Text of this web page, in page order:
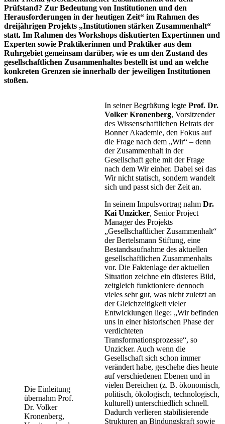
Prüfstand? Zur Bedeutung von Institutionen und den
Herausforderungen in der heutigen Zeit“ im Rahmen des
dreijährigen Projekts „Institutionen stärken Zusammenhalt“
statt. Im Rahmen des Workshops diskutierten Expertinnen und
Experten sowie Praktikerinnen und Praktiker aus dem
Ruhrgebiet gemeinsam darüber, wie es um den Zustand des
gesellschaftlichen Zusammenhaltes bestellt ist und an welche
konkreten Grenzen sie innerhalb der jeweiligen Institutionen
stoßen.
Die Einleitung
übernahm Prof.
Dr. Volker
Kronenberg,
In seiner Begrüßung legte Prof. Dr.
Volker Kronenberg, Vorsitzender
des Wissenschaftlichen Beirats der
Bonner Akademie, den Fokus auf
die Frage nach dem „Wir“ – denn
der Zusammenhalt in der
Gesellschaft gehe mit der Frage
nach dem Wir einher. Dabei sei das
Wir nicht statisch, sondern wandelt
sich und passt sich der Zeit an.
In seinem Impulsvortrag nahm Dr.
Kai Unzicker, Senior Project
Manager des Projekts
„Gesellschaftlicher Zusammenhalt“
der Bertelsmann Stiftung, eine
Bestandsaufnahme des aktuellen
gesellschaftlichen Zusammenhalts
vor. Die Faktenlage der aktuellen
Situation zeichne ein düsteres Bild,
zeitgleich funktioniere dennoch
vieles sehr gut, was nicht zuletzt an
der Gleichzeitigkeit vieler
Entwicklungen liege: „Wir befinden
uns in einer historischen Phase der
verdichteten
Transformationsprozesse“, so
Unzicker. Auch wenn die
Gesellschaft sich schon immer
verändert habe, geschehe dies heute
auf verschiedenen Ebenen und in
vielen Bereichen (z. B. ökonomisch,
politisch, ökologisch, technologisch,
kulturell) unterschiedlich schnell.
Dadurch verlieren stabilisierende
Strukturen an Bindungskraft sowie